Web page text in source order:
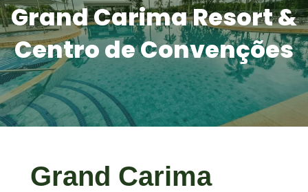
Grand Carima Resort &
Centro de Convenções
Grand Carima